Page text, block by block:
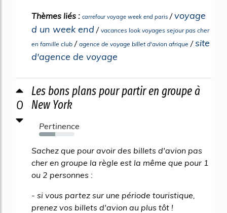
Thèmes liés : carrefour voyage week end paris /voyage
d un week end / vacances look voyages sejour pas cher
en famille club / agence de voyage billet d'avion afrique /site
d'agence de voyage
0
Les bons plans pour partir en groupe à
New York
Pertinence
45%
Sachez que pour avoir des billets d'avion pas
cher en groupe la règle est la même que pour 1
ou 2 personnes :
- si vous partez sur une période touristique,
prenez vos billets d'avion au plus tôt !